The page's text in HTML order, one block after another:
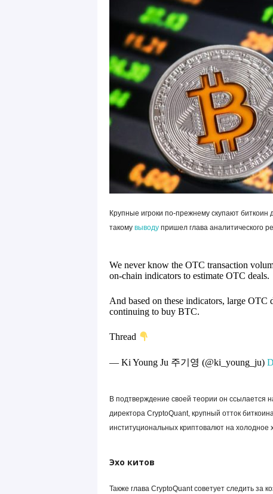
Крупные игроки по-прежнему скупают
такому выводупришел глава аналитического
We never know the OTC transaction
on-chain indicators to estimate OTC deals.
And based on these indicators, large
continuing to buy BTC.
Thread
— Ki Young Ju 주기영 (@ki_young_ju)
В подтверждение своей теории он ссылается
директора CryptoQuant, крупный отток
институциональных криптовалют на
Эхо китов
Также глава CryptoQuant советует следить